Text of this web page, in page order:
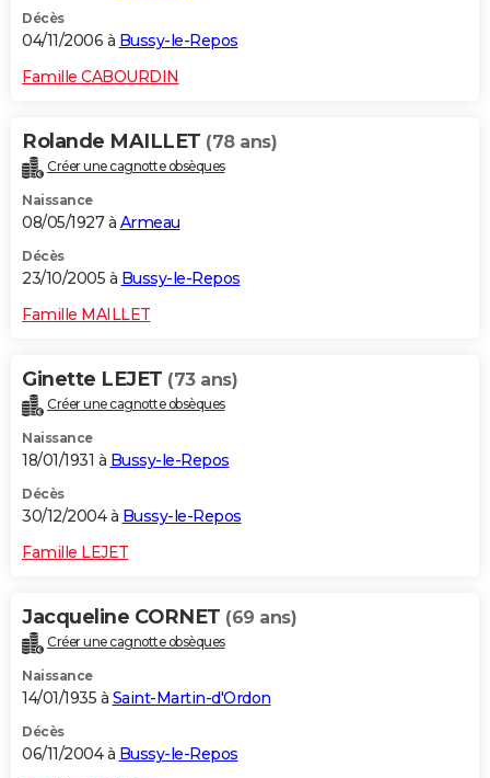
Décès
04/11/2006 à Bussy-le-Repos
Famille CABOURDIN
Rolande MAILLET (78 ans)
Créer une cagnotte obsèques
Naissance
08/05/1927 à Armeau
Décès
23/10/2005 à Bussy-le-Repos
Famille MAILLET
Ginette LEJET (73 ans)
Créer une cagnotte obsèques
Naissance
18/01/1931 à Bussy-le-Repos
Décès
30/12/2004 à Bussy-le-Repos
Famille LEJET
Jacqueline CORNET (69 ans)
Créer une cagnotte obsèques
Naissance
14/01/1935 à Saint-Martin-d'Ordon
Décès
06/11/2004 à Bussy-le-Repos